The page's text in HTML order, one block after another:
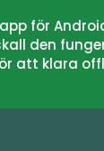
för
den
att klara